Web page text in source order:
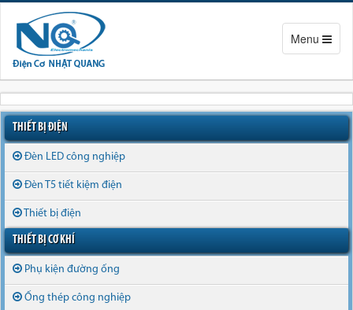
Toggle
navigation
Menu
THIẾT BỊ ĐIỆN
Đèn LED công nghiệp
Đèn T5 tiết kiệm điện
Thiết bị điện
THIẾT BỊ CƠ KHÍ
Phụ kiện đường ống
Ống thép công nghiệp